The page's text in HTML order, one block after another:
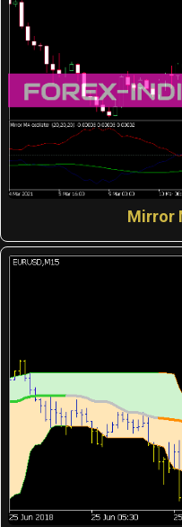
Mirror